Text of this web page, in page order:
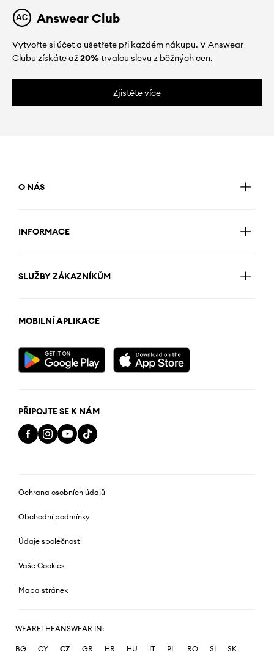
Answear Club
Vytvořte si účet a ušetřete při každém nákupu. V Answear
Clubu získáte až20%trvalou slevu z běžných cen.
Zjistěte více
O NÁS
INFORMACE
SLUŽBY ZÁKAZNÍKŮM
MOBILNÍ APLIKACE
PŘIPOJTE SE K NÁM
Ochrana osobních údajů
Obchodní podmínky
Údaje společnosti
Vaše Cookies
Mapa stránek
WEARETHEANSWEAR IN:
BG CY CZ GR HR HU IT PL RO SI SK